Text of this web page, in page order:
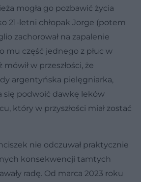
mogła go pozbawić życia
21-letni chłopak Jorge (potem
zachorował na zapalenie
mu część jednego z płuc w
w przeszłości, że
argentyńska pielęgniarka,
się podwoić dawkę leków
który w przyszłości miał zostać
nie odczuwał praktycznie
konsekwencji tamtych
radę. Od marca 2023 roku